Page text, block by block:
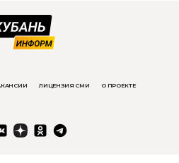
ЛИЦЕНЗИЯ СМИ О ПРОЕКТЕ